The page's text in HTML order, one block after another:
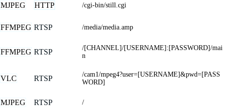
MJPEG HTTP /cgi-bin/still.cgi
FFMPEG RTSP /media/media.amp
FFMPEG RTSP
/[CHANNEL]/[USERNAME]:[PASSWORD]/mai
n
VLC RTSP
/cam1/mpeg4?user=[USERNAME]&pwd=[PASS
WORD]
MJPEG RTSP /